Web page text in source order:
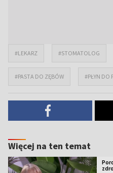
#LEKARZ #STOMATOLOG
#PASTA DO ZĘBÓW #PŁYN DO
Więcej na ten temat